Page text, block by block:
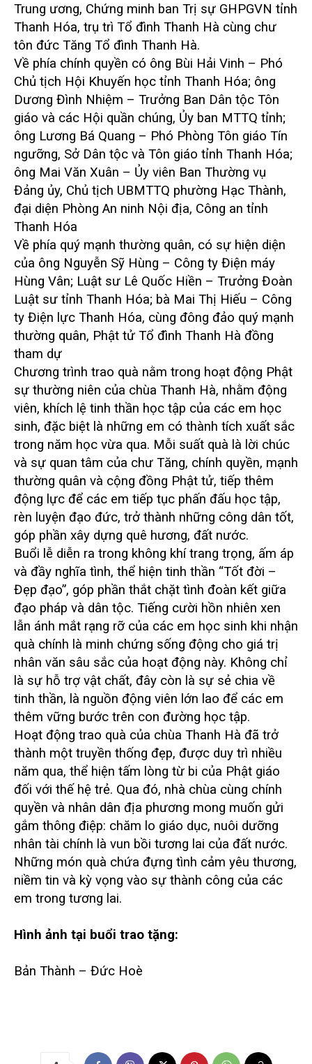
Trung ương, Chứng minh ban Trị sự GHPGVN tỉnh
Thanh Hóa, trụ trì Tổ đình Thanh Hà cùng chư
tôn đức Tăng Tổ đình Thanh Hà.
Về phía chính quyền có ông Bùi Hải Vinh – Phó
Chủ tịch Hội Khuyến học tỉnh Thanh Hóa; ông
Dương Đình Nhiệm – Trưởng Ban Dân tộc Tôn
giáo và các Hội quần chúng, Ủy ban MTTQ tỉnh;
ông Lương Bá Quang – Phó Phòng Tôn giáo Tín
ngưỡng, Sở Dân tộc và Tôn giáo tỉnh Thanh Hóa;
ông Mai Văn Xuân – Ủy viên Ban Thường vụ
Đảng ủy, Chủ tịch UBMTTQ phường Hạc Thành,
đại diện Phòng An ninh Nội địa, Công an tỉnh
Thanh Hóa
Về phía quý mạnh thường quân, có sự hiện diện
của ông Nguyễn Sỹ Hùng – Công ty Điện máy
Hùng Vân; Luật sư Lê Quốc Hiền – Trưởng Đoàn
Luật sư tỉnh Thanh Hóa; bà Mai Thị Hiếu – Công
ty Điện lực Thanh Hóa, cùng đông đảo quý mạnh
thường quân, Phật tử Tổ đình Thanh Hà đồng
tham dự
Chương trình trao quà nằm trong hoạt động Phật
sự thường niên của chùa Thanh Hà, nhằm động
viên, khích lệ tinh thần học tập của các em học
sinh, đặc biệt là những em có thành tích xuất sắc
trong năm học vừa qua. Mỗi suất quà là lời chúc
và sự quan tâm của chư Tăng, chính quyền, mạnh
thường quân và cộng đồng Phật tử, tiếp thêm
động lực để các em tiếp tục phấn đấu học tập,
rèn luyện đạo đức, trở thành những công dân tốt,
góp phần xây dựng quê hương, đất nước.
Buổi lễ diễn ra trong không khí trang trọng, ấm áp
và đầy nghĩa tình, thể hiện tinh thần “Tốt đời –
Đẹp đạo”, góp phần thắt chặt tình đoàn kết giữa
đạo pháp và dân tộc. Tiếng cười hồn nhiên xen
lẫn ánh mắt rạng rỡ của các em học sinh khi nhận
quà chính là minh chứng sống động cho giá trị
nhân văn sâu sắc của hoạt động này. Không chỉ
là sự hỗ trợ vật chất, đây còn là sự sẻ chia về
tinh thần, là nguồn động viên lớn lao để các em
thêm vững bước trên con đường học tập.
Hoạt động trao quà của chùa Thanh Hà đã trở
thành một truyền thống đẹp, được duy trì nhiều
năm qua, thể hiện tấm lòng từ bi của Phật giáo
đối với thế hệ trẻ. Qua đó, nhà chùa cùng chính
quyền và nhân dân địa phương mong muốn gửi
gắm thông điệp: chăm lo giáo dục, nuôi dưỡng
nhân tài chính là vun bồi tương lai của đất nước.
Những món quà chứa đựng tình cảm yêu thương,
niềm tin và kỳ vọng vào sự thành công của các
em trong tương lai.
Hình ảnh tại buổi trao tặng:
Bản Thành – Đức Hoè